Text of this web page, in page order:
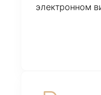
электронном